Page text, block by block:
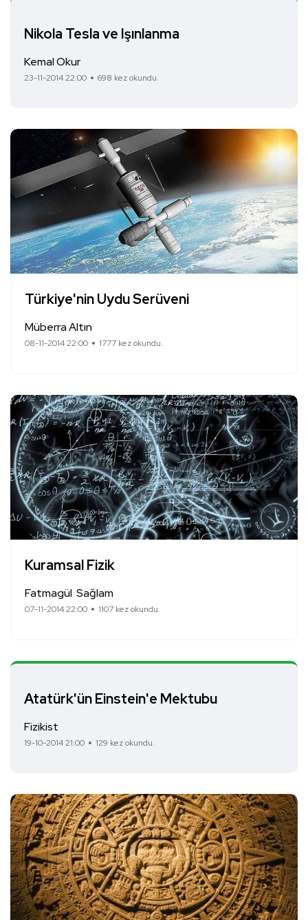
Nikola Tesla ve Işınlanma
Kemal Okur
23-11-2014 22:00 698 kez okundu.
Türkiye'nin Uydu Serüveni
Müberra Altın
08-11-2014 22:00 1777 kez okundu.
Kuramsal Fizik
Fatmagül Sağlam
07-11-2014 22:00 1107 kez okundu.
Atatürk'ün Einstein'e Mektubu
Fizikist
19-10-2014 21:00 129 kez okundu.